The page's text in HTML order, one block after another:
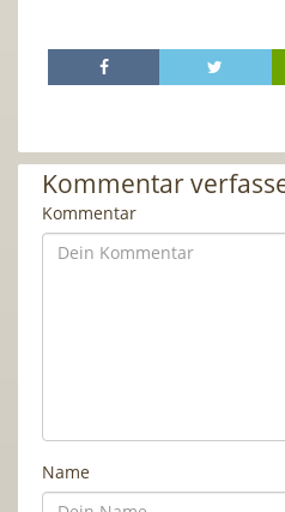
Kommentar
Kommentar
Name